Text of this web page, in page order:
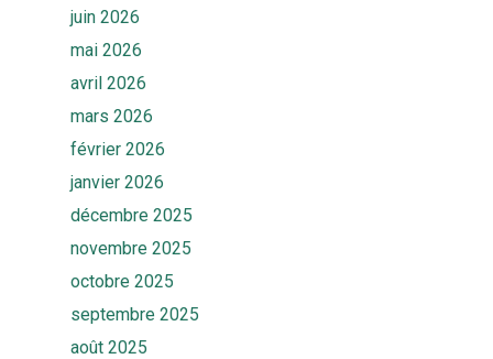
juin 2026
mai 2026
avril 2026
mars 2026
février 2026
janvier 2026
décembre 2025
novembre 2025
octobre 2025
septembre 2025
août 2025